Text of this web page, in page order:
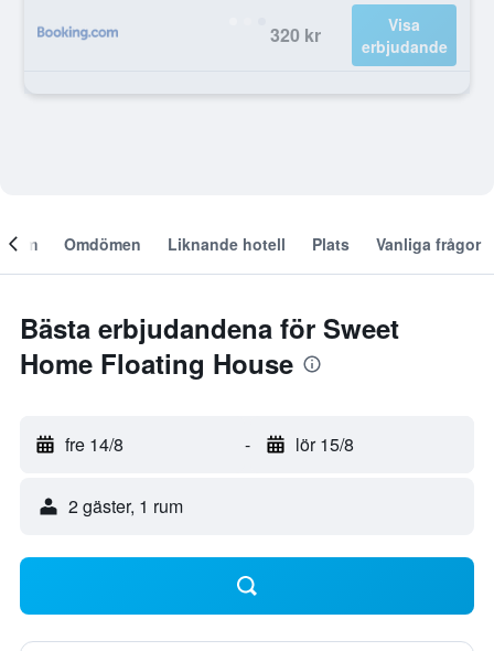
320 kr
Visa
erbjudande
Om Omdömen Liknande hotell Plats Vanliga frågor
Bästa erbjudandena för Sweet
Home Floating House
fre 14/8 - lör 15/8
2 gäster, 1 rum